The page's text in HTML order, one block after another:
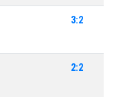
3:2
2:2